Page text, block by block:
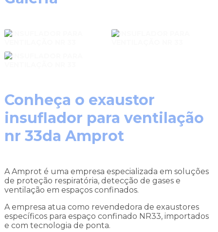
Conheça o exaustor
insuflador para ventilação
nr 33da Amprot
A Amprot é uma empresa especializada em soluções
de proteção respiratória, detecção de gases e
ventilação em espaços confinados.
A empresa atua como revendedora de exaustores
específicos para espaço confinado NR33, importados
e com tecnologia de ponta.